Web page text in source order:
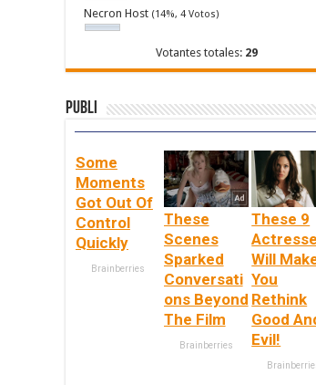
Necron Host (14%, 4 Votos)
Votantes totales: 29
Publi
Some
Moments
Got Out Of
Control
Quickly
Brainberries
These
Scenes
Sparked
Conversati
ons Beyond
The Film
Brainberries
These 9
Will
You
Rethink
Good
Evil!